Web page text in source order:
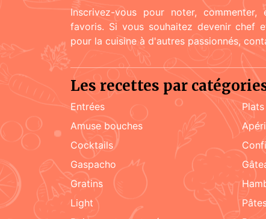
Inscrivez-vous pour noter,
favoris. Si vous souhaitez devenir chef
pour la cuisine à d'autres passionnés,
Les recettes par
Entrées Plats
amuse bouches
cocktails
Gaspacho
gratins
light